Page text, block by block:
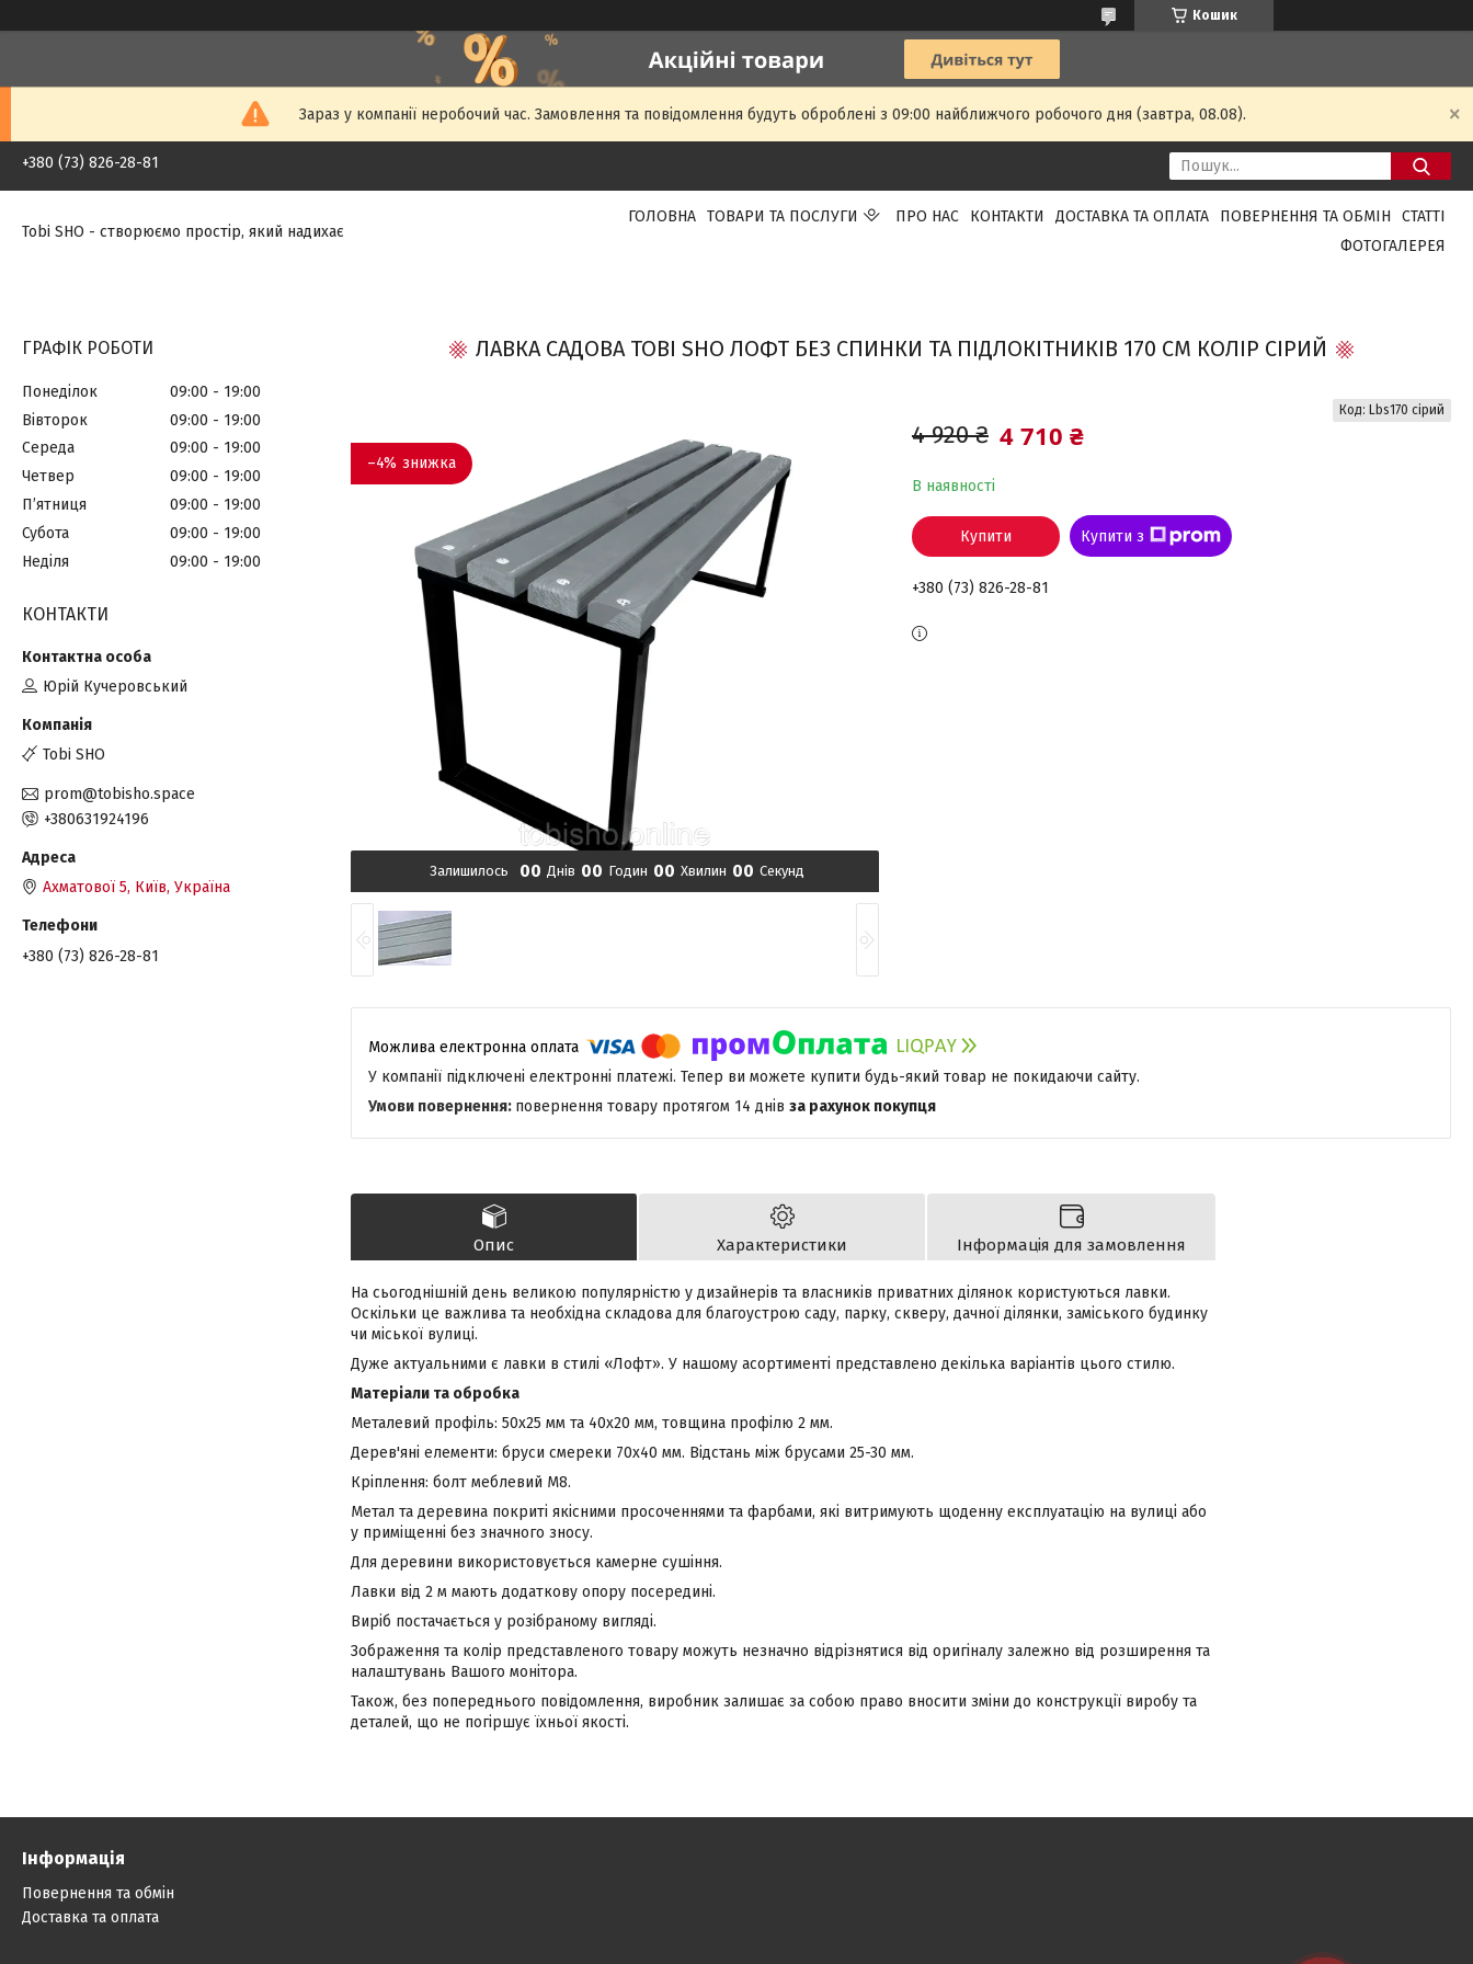
Кошик
Зараз у компанії неробочий час. Замовлення та повідомлення будуть оброблені з 09:00 найближчого робочого дня (завтра, 08.08).
+380 (73) 826-28-81
Tobi SHO - створюємо простір, який надихає
ГОЛОВНА ТОВАРИ ТА ПОСЛУГИ ПРО НАС КОНТАКТИ ДОСТАВКА ТА ОПЛАТА ПОВЕРНЕННЯ ТА ОБМІН
СТАТТІ
ФОТОГАЛЕРЕЯ
ЛАВКА САДОВА TOBI SHO ЛОФТ БЕЗ СПИНКИ ТА ПІДЛОКІТНИКІВ 170 СМ КОЛІР СІРИЙ
–4%
Залишилось 00 Днів 00 Годин 00 Хвилин 00 Секунд
4 920 ₴ 4 710 ₴
В наявності
Код: Lbs170 сірий
Купити Купити з
+380 (73) 826-28-81
У компанії підключені електронні платежі. Тепер ви можете купити будь-який товар не покидаючи сайту.
повернення товару протягом 14 днів за рахунок покупця
Опис Характеристики Інформація для замовлення
На сьогоднішній день великою популярністю у дизайнерів та власників приватних ділянок користуються лавки.
Оскільки це важлива та необхідна складова для благоустрою саду, парку, скверу, дачної ділянки, заміського будинку
чи міської вулиці.
Дуже актуальними є лавки в стилі «Лофт». У нашому асортименті представлено декілька варіантів цього стилю.
Матеріали та обробка
Металевий профіль: 50х25 мм та 40х20 мм, товщина профілю 2 мм.
Дерев'яні елементи: бруси смереки 70х40 мм. Відстань між брусами 25-30 мм.
Кріплення: болт меблевий М8.
Метал та деревина покриті якісними просоченнями та фарбами, які витримують щоденну експлуатацію на вулиці або
у приміщенні без значного зносу.
Для деревини використовується камерне сушіння.
Лавки від 2 м мають додаткову опору посередині.
Виріб постачається у розібраному вигляді.
Зображення та колір представленого товару можуть незначно відрізнятися від оригіналу залежно від розширення та
налаштувань Вашого монітора.
Також, без попереднього повідомлення, виробник залишає за собою право вносити зміни до конструкції виробу та
деталей, що не погіршує їхньої якості.
ГРАФІК РОБОТИ
Понеділок 09:00
19:00
Вівторок
09:00
19:00
Середа
09:00
19:00
Четвер
09:00
19:00
Пʼятниця
09:00
19:00
Субота
09:00
19:00
Неділя
09:00 19:00
КОНТАКТИ
Юрій Кучеровський
Tobi SHO
prom@tobisho.space
+380631924196
Ахматової 5, Київ, Україна
+380 (73) 826-28-81
Інформація
Повернення та обмін
Доставка та оплата